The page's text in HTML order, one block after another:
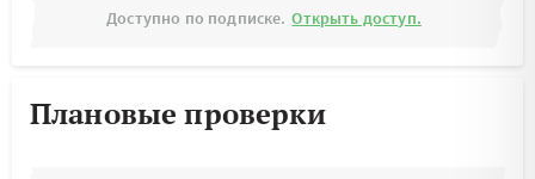
Доступно по подписке. Открыть доступ.
Плановые проверки